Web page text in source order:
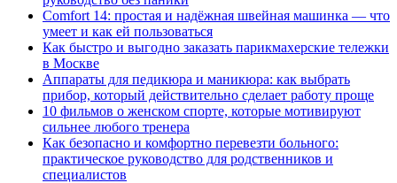
Comfort 14: простая и надёжная швейная машинка — что
умеет и как ей пользоваться
Как быстро и выгодно заказать парикмахерские тележки
в Москве
Аппараты для педикюра и маникюра: как выбрать
прибор, который действительно сделает работу проще
10 фильмов о женском спорте, которые мотивируют
сильнее любого тренера
Как безопасно и комфортно перевезти больного:
практическое руководство для родственников и
специалистов